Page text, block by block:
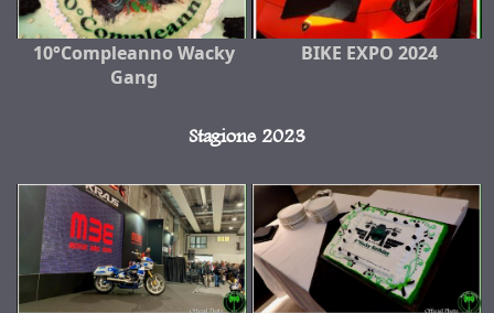
10°Compleanno Wacky
Gang
BIKE EXPO 2024
Stagione 2023